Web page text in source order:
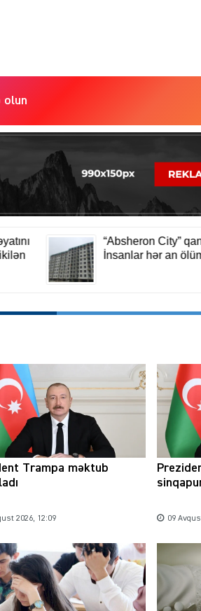
olun
Trampa məktub
2026, 12:09 09